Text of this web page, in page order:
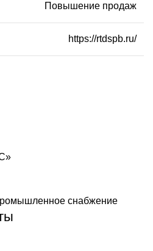
Повышение продаж
https://rtdspb.ru/
снабжение